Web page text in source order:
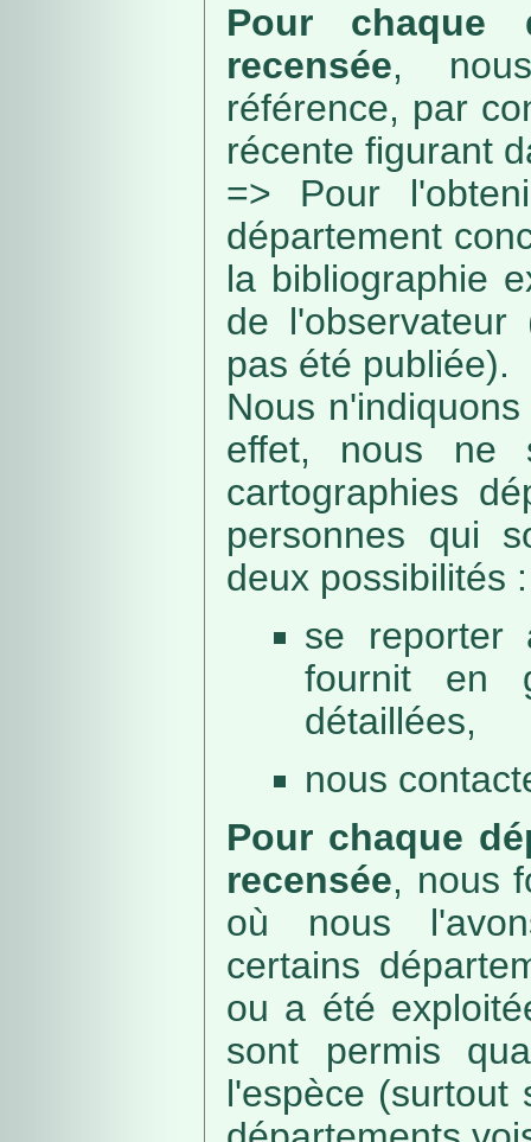
Pour chaque
recensée,
référence, par
récente figurant
=> Pour
département
la bibliographie
de
pas été publiée).
Nous
effet, nous ne
cartographies
personnes qui
deux possibilités :
se reporter
fournit en
détaillées,
nous
Pour chaque
recensée, nous
où nous
certains
ou a été
sont permis
l'espèce (surtout